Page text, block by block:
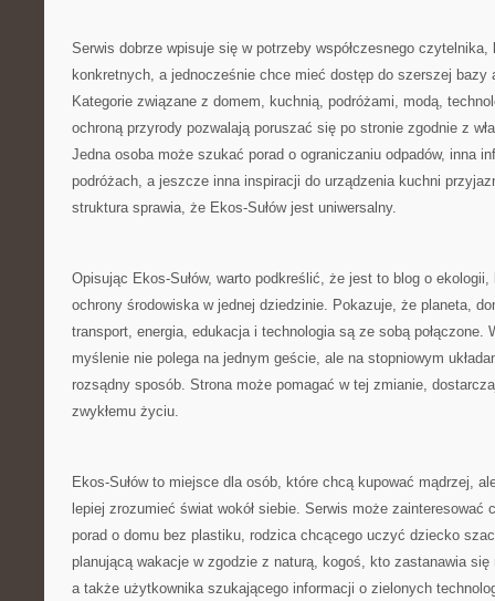
Serwis dobrze wpisuje się w potrzeby współczesnego
konkretnych, a jednocześnie chce mieć dostęp do szerszej bazy
Kategorie związane z domem, kuchnią, podróżami, modą,
ochroną przyrody pozwalają poruszać się po stronie zgodnie z
Jedna osoba może szukać porad o ograniczaniu odpadów, inna
podróżach, a jeszcze inna inspiracji do urządzenia kuchni
struktura sprawia, że Ekos-Sułów jest uniwersalny.
Opisując Ekos-Sułów, warto podkreślić, że jest to blog o
ochrony środowiska w jednej dziedzinie. Pokazuje, że planeta,
transport, energia, edukacja i technologia są ze sobą połączone.
myślenie nie polega na jednym geście, ale na stopniowym
rozsądny sposób. Strona może pomagać w tej zmianie,
zwykłemu życiu.
Ekos-Sułów to miejsce dla osób, które chcą kupować mądrzej,
lepiej zrozumieć świat wokół siebie. Serwis może zainteresować
porad o domu bez plastiku, rodzica chcącego uczyć dziecko
planującą wakacje w zgodzie z naturą, kogoś, kto zastanawia się
a także użytkownika szukającego informacji o zielonych